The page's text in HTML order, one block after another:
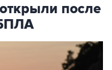
после